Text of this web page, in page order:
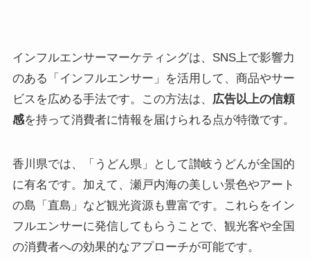
インフルエンサーマーケティングは、SNS上で影響力
のある「インフルエンサー」を活用して、商品やサー
ビスを広める手法です。この方法は、
広告以上の信頼
感を持って消費者に情報を届けられる点が特徴です。
香川県では、「うどん県」として讃岐うどんが全国的
に有名です。加えて、瀬戸内海の美しい景色やアート
の島「直島」など観光資源も豊富です。これらをイン
フルエンサーに発信してもらうことで、観光客や全国
の消費者への効果的なアプローチが可能です。